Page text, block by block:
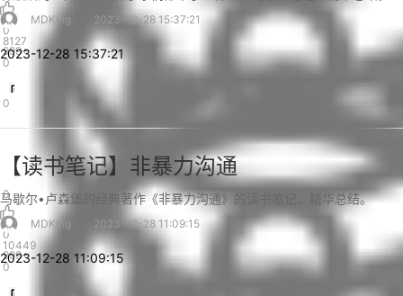
0
0
0
999+
999+
MDKing
2023-12-28 15:37:21
8127
0
0
2023-12-28 15:37:21
【读书笔记】非暴力沟通
马歇尔•卢森堡的经典著作《非暴力沟通》的读书笔记、精华总结。
MDKing
2023-12-28 11:09:15
10449
0
2023-12-28 11:09:15